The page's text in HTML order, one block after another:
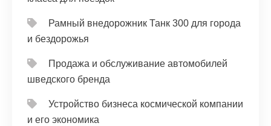
Рамный внедорожник Танк 300 для города
и бездорожья
Продажа и обслуживание автомобилей
шведского бренда
Устройство бизнеса космической компании
и его экономика